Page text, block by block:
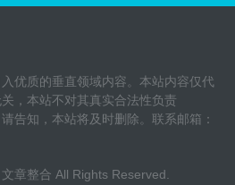
优质的垂直领域内容。本站内容仅代
，本站不对其真实合法性负责
告知，本站将及时删除。联系邮箱：
文章整合 All Rights Reserved.